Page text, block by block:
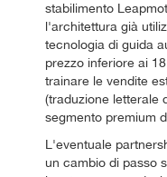
stabilimento
l'architettura già
tecnologia di guida
prezzo inferiore ai
trainare le vendite
(traduzione letterale
segmento premium
L'eventuale
un cambio di passo